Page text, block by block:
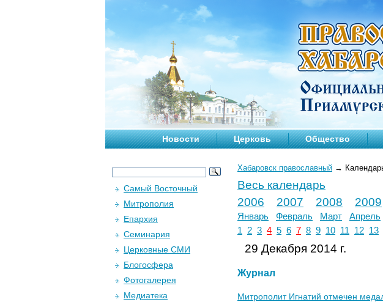
Новости Церковь Общество
Хабаровск православный →
Весь календарь
2006
2007 2008 2009
Январь Февраль Март Апрель
1
2 3 4 5 6 7 8 9 10 11 12 13
29 Декабря 2014 г.
Журнал
Митрополит Игнатий отмечен
Самый Восточный
Митрополия
Епархия
Семинария
Церковные СМИ
Блогосфера
Фотогалерея
Медиатека